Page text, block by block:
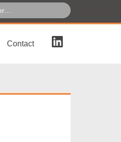
Contact